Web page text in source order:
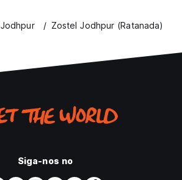
Zostel Jodhpur (Ratanada)
Siga-nos no